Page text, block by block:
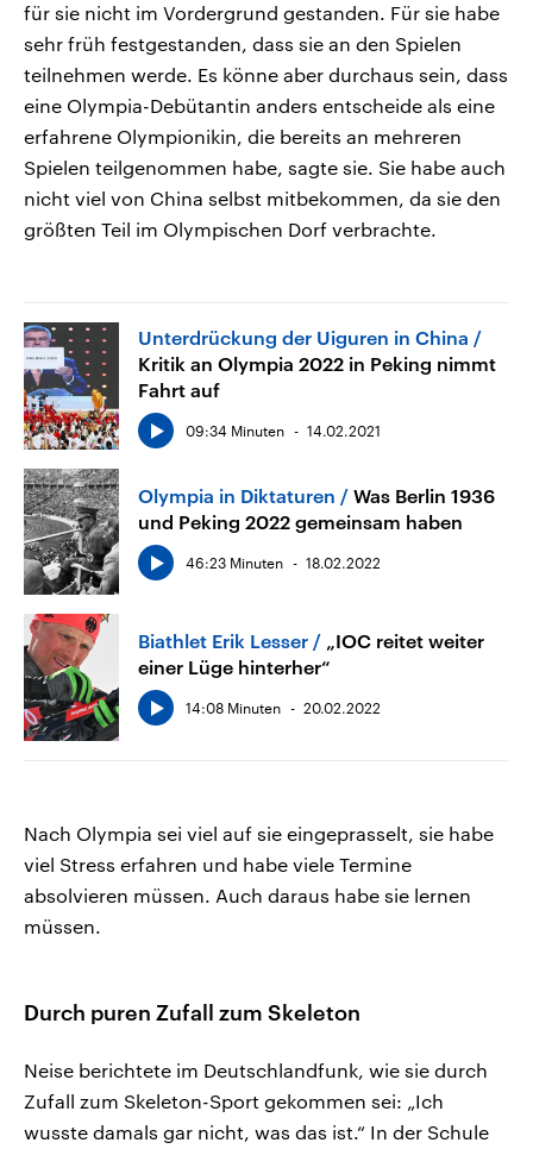
für sie nicht im Vordergrund gestanden. Für sie habe
sehr früh festgestanden, dass sie an den Spielen
teilnehmen werde. Es könne aber durchaus sein, dass
eine Olympia-Debütantin anders entscheide als eine
erfahrene Olympionikin, die bereits an mehreren
Spielen teilgenommen habe, sagte sie. Sie habe auch
nicht viel von China selbst mitbekommen, da sie den
größten Teil im Olympischen Dorf verbrachte.
Unterdrückung der Uiguren in China
Kritik an Olympia 2022 in Peking nimmt
Fahrt auf
09:34 Minuten 14.02.2021
Olympia in Diktaturen
Was Berlin 1936
und Peking 2022 gemeinsam haben
46:23 Minuten 18.02.2022
Biathlet Erik Lesser
„IOC reitet weiter
einer Lüge hinterher“
14:08 Minuten 20.02.2022
Nach Olympia sei viel auf sie eingeprasselt, sie habe
viel Stress erfahren und habe viele Termine
absolvieren müssen. Auch daraus habe sie lernen
müssen.
Durch puren Zufall zum Skeleton
Neise berichtete im Deutschlandfunk, wie sie durch
Zufall zum Skeleton-Sport gekommen sei: „Ich
wusste damals gar nicht, was das ist.“ In der Schule